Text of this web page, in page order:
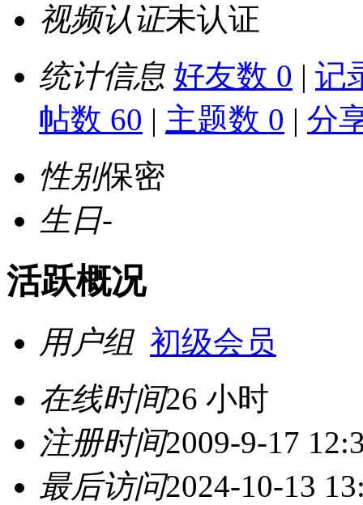
视频认证未认证
统计信息 好友数 0 | 记
帖数 60 | 主题数 0 | 分
性别保密
生日-
活跃概况
用户组 初级会员
在线时间26 小时
注册时间2009-9-17
最后访问2024-10-13